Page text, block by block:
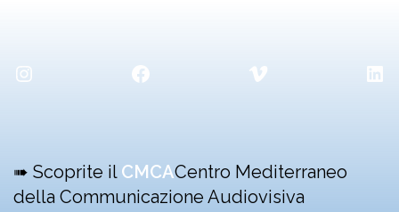
Instagram Facebook Vimeo
➠ Scoprite il CMCACentro Mediterraneo
della Communicazione Audiovisiva